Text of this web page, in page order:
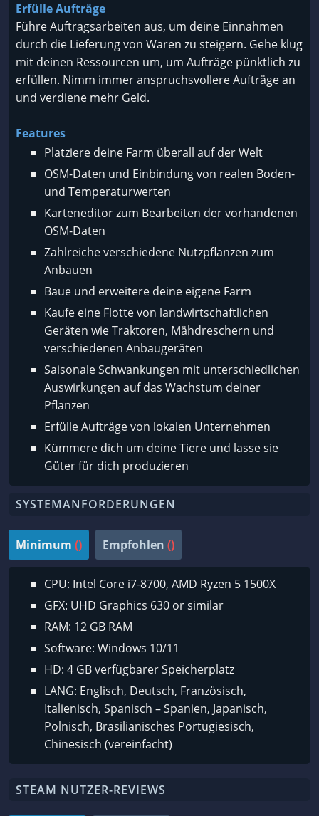
Erfülle Aufträge
Führe Auftragsarbeiten aus, um deine Einnahmen
durch die Lieferung von Waren zu steigern. Gehe klug
mit deinen Ressourcen um, um Aufträge pünktlich zu
erfüllen. Nimm immer anspruchsvollere Aufträge an
und verdiene mehr Geld.
Features
Platziere deine Farm überall auf der Welt
OSM-Daten und Einbindung von realen Boden-
und Temperaturwerten
Karteneditor zum Bearbeiten der vorhandenen
OSM-Daten
Zahlreiche verschiedene Nutzpflanzen zum
Anbauen
Baue und erweitere deine eigene Farm
Kaufe eine Flotte von landwirtschaftlichen
Geräten wie Traktoren, Mähdreschern und
verschiedenen Anbaugeräten
Saisonale Schwankungen mit unterschiedlichen
Auswirkungen auf das Wachstum deiner
Pflanzen
Erfülle Aufträge von lokalen Unternehmen
Kümmere dich um deine Tiere und lasse sie
Güter für dich produzieren
SYSTEMANFORDERUNGEN
Minimum () Empfohlen ()
CPU: Intel Core i7-8700, AMD Ryzen 5 1500X
GFX: UHD Graphics 630 or similar
RAM: 12 GB RAM
Software: Windows 10/11
HD: 4 GB verfügbarer Speicherplatz
LANG: Englisch, Deutsch, Französisch,
Italienisch, Spanisch – Spanien, Japanisch,
Polnisch, Brasilianisches Portugiesisch,
Chinesisch (vereinfacht)
STEAM NUTZER-REVIEWS